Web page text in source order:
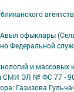
офыклары
Федеральной
и массовых
СМИ ЭЛ № ФС 77 -
Газизова